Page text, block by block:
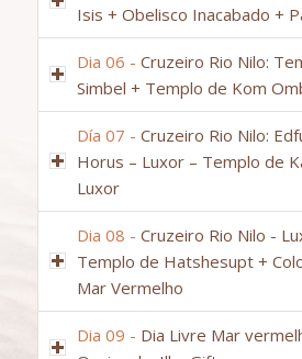
Isis + Obelisco Inacabado +
Dia 06 - Cruzeiro Rio Nilo:
Simbel + Templo de Kom
Día 07 - Cruzeiro Rio Nilo:
Horus – Luxor – Templo de
Luxor
Dia 08 - Cruzeiro Rio Nilo -
Templo de Hatshesupt +
Mar Vermelho
Dia 09 - Dia Livre Mar